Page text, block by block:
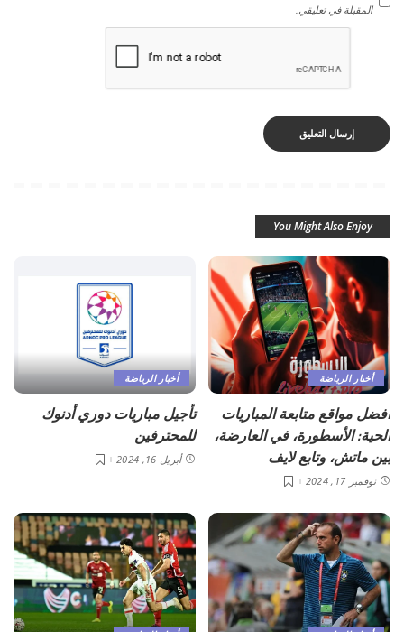
المقبلة في تعليقي.
You Might Also Enjoy
أخبار الرياضة
أفضل مواقع متابعة المباريات
الحية: الأسطورة، في العارضة،
بين ماتش، وتابع لايف
نوفمبر 17, 2024
أخبار الرياضة
تأجيل مباريات دوري أدنوك
للمحترفين
أبريل 16, 2024